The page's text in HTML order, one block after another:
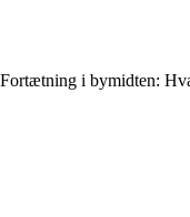
Fortætning i bymidten: